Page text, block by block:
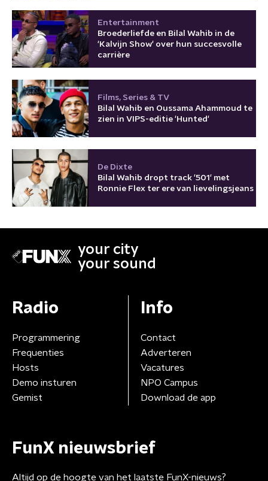
Entertainment
Broederliefde en Bilal Wahib in de
'Kalvijn Show' over hun succesvolle
carrière
Films, Series & TV
Bilal Wahib en Oussama Ahammoud te
zien in VIPS-editie 'Hunted'
De Dixte
Bilal Wahib dropt track '501' met
Ronnie Flex ter ere van lievelingsjeans
your city
your sound
Radio
Programmering
Frequenties
Hosts
Demo insturen
Gemist
Info
Contact
Adverteren
Vacatures
NPO Campus
Download de app
FunX nieuwsbrief
Altijd op de hoogte van het laatste FunX-nieuws?